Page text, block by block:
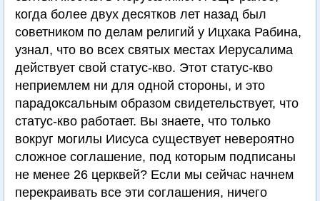
когда более двух десятков лет назад был
советником по делам религий у Ицхака Рабина,
узнал, что во всех святых местах Иерусалима
действует свой статус-кво. Этот статус-кво
неприемлем ни для одной стороны, и это
парадоксальным образом свидетельствует, что
статус-кво работает. Вы знаете, что только
вокруг могилы Иисуса существует невероятно
сложное соглашение, под которым подписаны
не менее 26 церквей? Если мы сейчас начнем
перекраивать все эти соглашения, ничего